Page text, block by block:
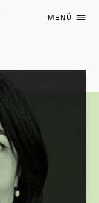
MENÜ